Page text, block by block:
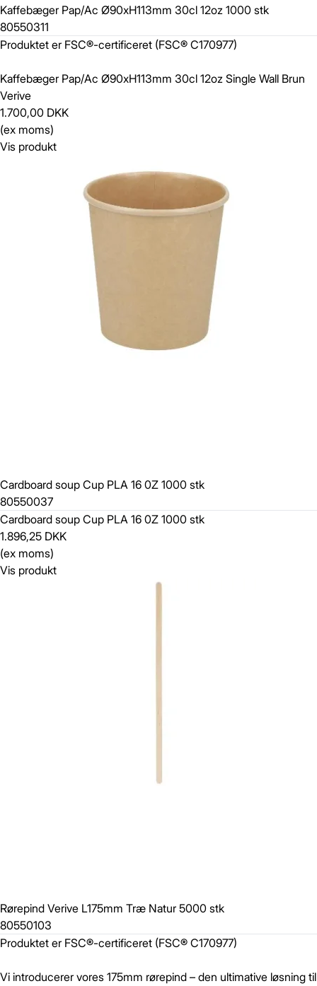
Kaffebæger Pap/Ac Ø90xH113mm 30cl 12oz 1000 stk
80550311
Produktet er FSC®-certificeret (FSC® C170977)
Kaffebæger Pap/Ac Ø90xH113mm 30cl 12oz Single Wall Brun
Verive
1.700,00 DKK
(ex moms)
Vis produkt
Cardboard soup Cup PLA 16 0Z 1000 stk
80550037
Cardboard soup Cup PLA 16 0Z 1000 stk
1.896,25 DKK
(ex moms)
Vis produkt
Rørepind Verive L175mm Træ Natur 5000 stk
80550103
Produktet er FSC®-certificeret (FSC® C170977)
Vi introducerer vores 175mm rørepind – den ultimative løsning til